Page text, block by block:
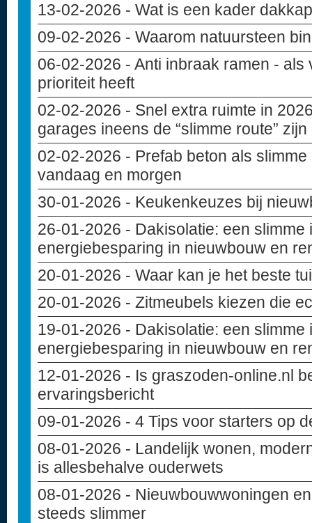
13-02-2026 - Wat is een kader
09-02-2026 - Waarom natuursteen
06-02-2026 - Anti inbraak ramen -
prioriteit heeft
02-02-2026 - Snel extra ruimte in
garages ineens de “slimme route” zijn
02-02-2026 - Prefab beton als
vandaag en morgen
30-01-2026 - Keukenkeuzes bij
26-01-2026 - Dakisolatie: een
energiebesparing in nieuwbouw en
20-01-2026 - Waar kan je het beste
20-01-2026 - Zitmeubels kiezen die
19-01-2026 - Dakisolatie: een
energiebesparing in nieuwbouw en
12-01-2026 - Is graszoden-online.nl
ervaringsbericht
09-01-2026 - 4 Tips voor starters op
08-01-2026 - Landelijk wonen,
is allesbehalve ouderwets
08-01-2026 - Nieuwbouwwoningen
steeds slimmer